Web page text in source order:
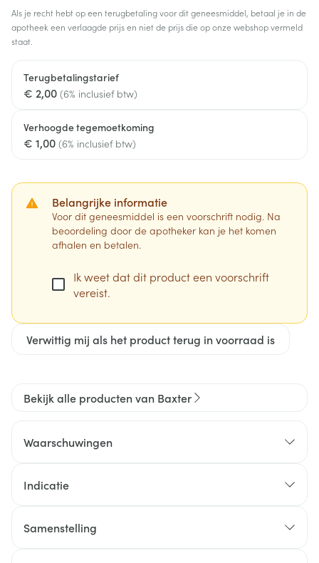
Als je recht hebt op een terugbetaling voor dit geneesmiddel, betaal je in de
apotheek een verlaagde prijs en niet de prijs die op onze webshop vermeld
staat.
Terugbetalingstarief
€ 2,00 (6% inclusief btw)
Verhoogde tegemoetkoming
€ 1,00 (6% inclusief btw)
Belangrijke informatie
Voor dit geneesmiddel is een voorschrift nodig. Na
beoordeling door de apotheker kan je het komen
afhalen en betalen.
Ik weet dat dit product een voorschrift
vereist.
Verwittig mij als het product terug in voorraad is
Bekijk alle producten van Baxter
Waarschuwingen
Indicatie
Acute monoblasten- en myelomonoblastenleukemie
Samenstelling